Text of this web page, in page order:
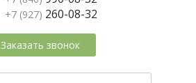
+7 (927) 260-08-32
Заказать звонок